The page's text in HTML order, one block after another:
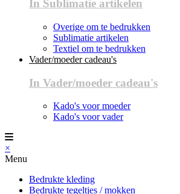
In Sublimatie artikelen
Overige om te bedrukken
Sublimatie artikelen
Textiel om te bedrukken
Vader/moeder cadeau's
In Vader/moeder cadeau's
Kado's voor moeder
Kado's voor vader
×
Menu
Bedrukte kleding
Bedrukte tegeltjes / mokken